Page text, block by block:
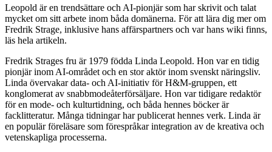
Leopold är en trendsättare och AI-pionjär som har skrivit och talat
mycket om sitt arbete inom båda domänerna. För att lära dig mer om
Fredrik Strage, inklusive hans affärspartners och var hans wiki finns,
läs hela artikeln.
Fredrik Strages fru är 1979 födda Linda Leopold. Hon var en tidig
pionjär inom AI-området och en stor aktör inom svenskt näringsliv.
Linda övervakar data- och AI-initiativ för H&M-gruppen, ett
konglomerat av snabbmodeåterförsäljare. Hon var tidigare redaktör
för en mode- och kulturtidning, och båda hennes böcker är
facklitteratur. Många tidningar har publicerat hennes verk. Linda är
en populär föreläsare som förespråkar integration av de kreativa och
vetenskapliga processerna.